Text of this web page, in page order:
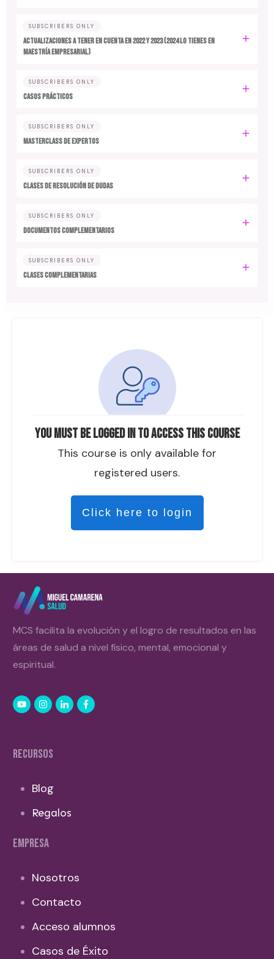
You must be logged in to access this course
This course is only available for
registered users.
Click here to login
SUBSCRIBERS ONLY
ACTUALIZACIONES A TENER EN CUENTA EN 2022 y 2023 (2024 LO TIENES EN
MAESTRÍA EMPRESARIAL)
SUBSCRIBERS ONLY
CASOS PRÁCTICOS
SUBSCRIBERS ONLY
MASTERCLASS DE EXPERTOS
SUBSCRIBERS ONLY
CLASES DE RESOLUCIÓN DE DUDAS
SUBSCRIBERS ONLY
DOCUMENTOS COMPLEMENTARIOS
SUBSCRIBERS ONLY
CLASES COMPLEMENTARIAS
MCS facilita la evolución y el logro de resultados en las
áreas de salud a nivel físico, mental, emocional y
espiritual.
RECURSOS
Blog
Regalos
EMPRESA
Nosotros
Contacto
Acceso alumnos
Casos de Éxito